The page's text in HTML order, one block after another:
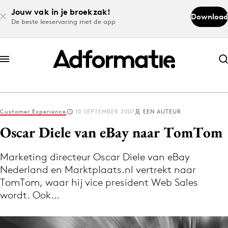
Jouw vak in je broekzak!
De beste leeservaring met de app
Download
Abonneer nu
Abonneer nu
Log in
Download de app
Volg het laatste nieuws via de Adformatie
Nieuws app
Customer Experience 10 SEPTEMBER 2007 EEN AUTEUR
Oscar Diele van eBay naar TomTom
Marketing directeur Oscar Diele van eBay
Nederland en Marktplaats.nl vertrekt naar
TomTom, waar hij vice president Web Sales
wordt. Ook…